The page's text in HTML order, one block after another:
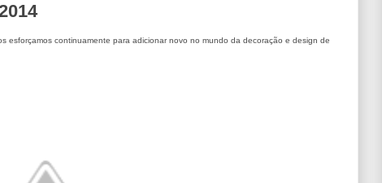
esforçamos continuamente para adicionar novo no mundo da decoração e design de